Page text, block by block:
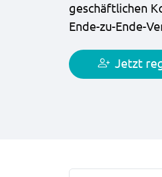
geschäftlichen
Ende-zu-Ende-
Jetzt